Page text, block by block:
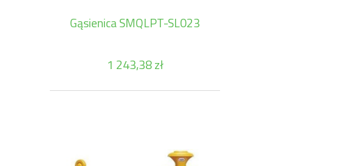
Gąsienica SMQLPT-SL023
1 243,38 zł